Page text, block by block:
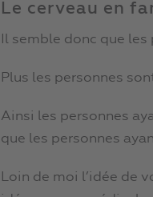
Le cerveau en
Il semble donc que
Plus les personnes
Ainsi les personnes
que les personnes
Loin de moi l’idée de